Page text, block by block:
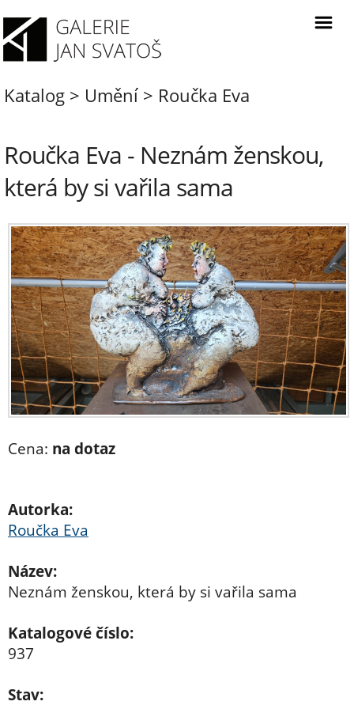
Katalog > Umění > Roučka Eva
Roučka Eva - Neznám ženskou,
která by si vařila sama
Cena: na dotaz
Autorka:
Roučka Eva
Název:
Neznám ženskou, která by si vařila sama
Katalogové číslo:
937
Stav: